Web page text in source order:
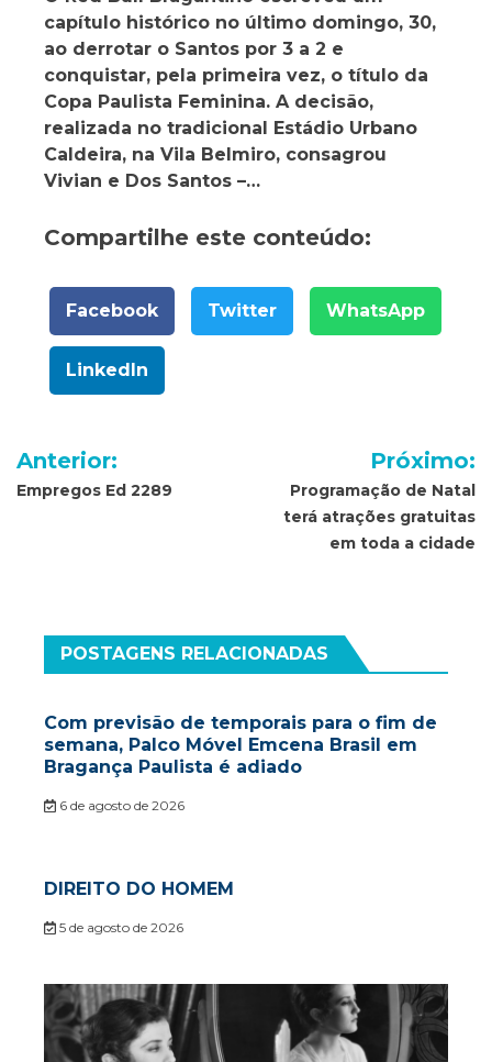
capítulo histórico no último domingo, 30,
ao derrotar o Santos por 3 a 2 e
conquistar, pela primeira vez, o título da
Copa Paulista Feminina. A decisão,
realizada no tradicional Estádio Urbano
Caldeira, na Vila Belmiro, consagrou
Vivian e Dos Santos –…
Compartilhe este conteúdo:
Facebook Twitter WhatsApp
LinkedIn
Navegação
de
Anterior:
Empregos Ed 2289
Próximo:
Programação de Natal
terá atrações gratuitas
em toda a cidade
POSTAGENS RELACIONADAS
Com previsão de temporais para o fim de
semana, Palco Móvel Emcena Brasil em
Bragança Paulista é adiado
6 de agosto de 2026
DIREITO DO HOMEM
5 de agosto de 2026